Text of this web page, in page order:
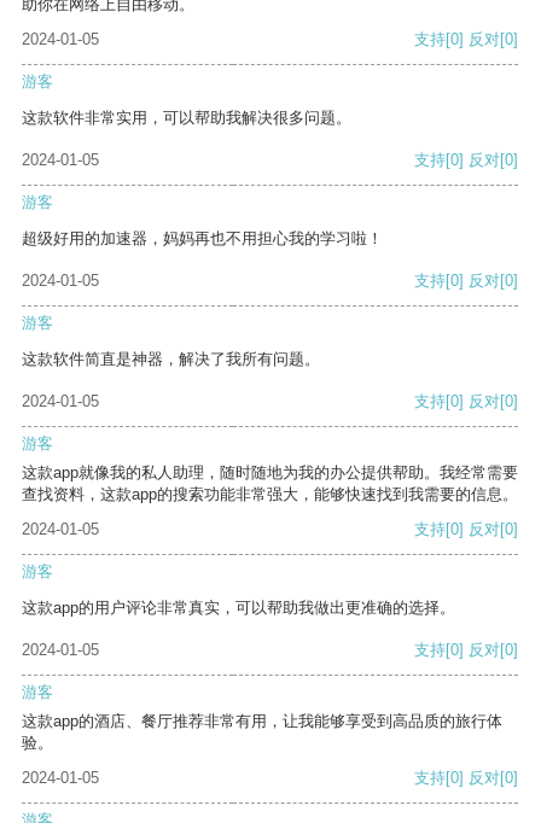
助你在网络上自由移动。
2024-01-05
支持[0] 反对[0]
游客
这款软件非常实用，可以帮助我解决很多问题。
2024-01-05 支持[0] 反对[0]
游客
超级好用的加速器，妈妈再也不用担心我的学习啦！
2024-01-05 支持[0] 反对[0]
游客
这款软件简直是神器，解决了我所有问题。
2024-01-05 支持[0] 反对[0]
游客
这款app就像我的私人助理，随时随地为我的办公提供帮助。我经常需要
查找资料，这款app的搜索功能非常强大，能够快速找到我需要的信息。
2024-01-05
支持[0] 反对[0]
游客
这款app的用户评论非常真实，可以帮助我做出更准确的选择。
2024-01-05 支持[0] 反对[0]
游客
这款app的酒店、餐厅推荐非常有用，让我能够享受到高品质的旅行体
验。
2024-01-05
支持[0] 反对[0]